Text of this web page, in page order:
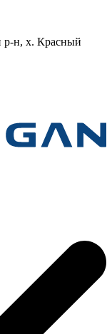
р-н, х. Красный